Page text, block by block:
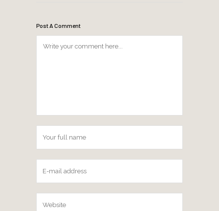
Post A Comment